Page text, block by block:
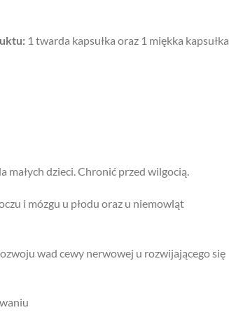
: 1 twarda kapsułka oraz 1 miękka kapsułka
dzieci. Chronić przed wilgocią.
i mózgu u płodu oraz u niemowląt
wad cewy nerwowej u rozwijającego się